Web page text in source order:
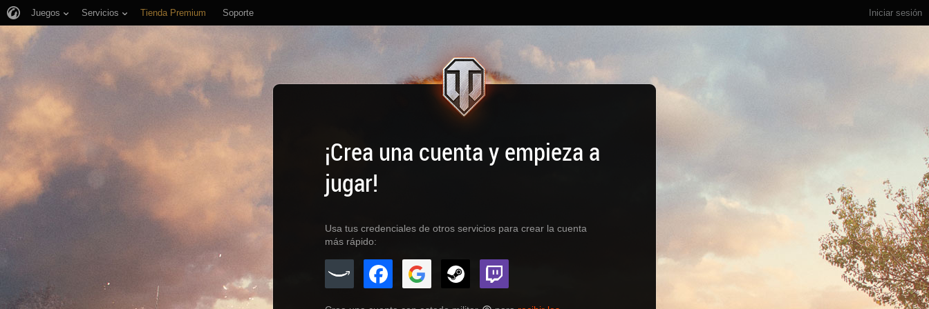
Iniciar sesión
Juegos Servicios Tienda Premium Soporte
¡Crea una cuenta y empieza a
jugar!
Usa tus credenciales de otros servicios para crear la cuenta
más rápido: